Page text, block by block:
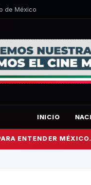
de México
INICIO
ENTENDER MÉXICO.